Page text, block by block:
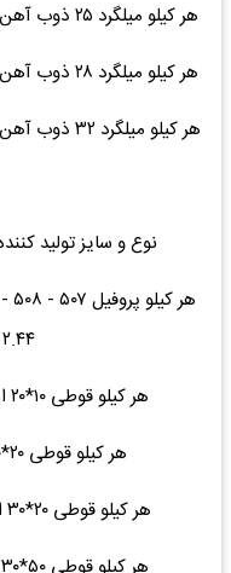
هر کیلو میلگرد ۲۵ ذوب آهن / نیشابور ۱۲ متری ۴۷ ۳۷,۲۰۰ (۰.۰۰%)۰
هر کیلو میلگرد ۲۸ ذوب آهن / نیشابور ۱۲ متری ۵۶ ۳۷,۲۰۰ (۰.۰۰%)۰
هر کیلو میلگرد ۳۲ ذوب آهن / نیشابور ۱۲ متری ۷۵ ۳۷,۶۰۰ (۰.۰۰%)۰
نوع و سایز تولید
۲.۴۴ ۴۶,۰۰۰ (۰.۰۰%)۰
هر کیلو قوطی ۱۰*۲۰ ایرانی شاخه ۴.۵ ۴۶,۰۰۰ (۰.۰۰%)۰
هر کیلو قوطی ۲۰*۲۰ ایرانی - ۷ ۴۶,۰۰۰ (۰.۰۰%)۰
هر کیلو قوطی ۲۰*۳۰ ایرانی شاخه ۹.۵ ۴۶,۰۰۰ (۰.۰۰%)۰